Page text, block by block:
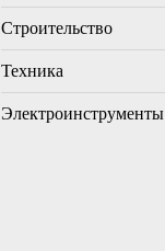
Строительство
Техника
Электроинструменты